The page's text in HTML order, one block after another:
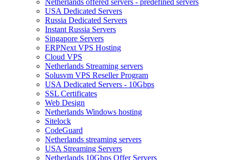
Netherlands offered servers - predefined servers
USA Dedicated Servers
Russia Dedicated Servers
Instant Russia Servers
Singapore Servers
ERPNext VPS Hosting
Cloud VPS
Netherlands Streaming servers
Solusvm VPS Reseller Program
USA Dedicated Servers - 10Gbps
SSL Certificates
Web Design
Netherlands Windows hosting
Sitelock
CodeGuard
Netherlands streaming servers
USA Streaming Servers
Netherlands 10Gbps Offer Servers